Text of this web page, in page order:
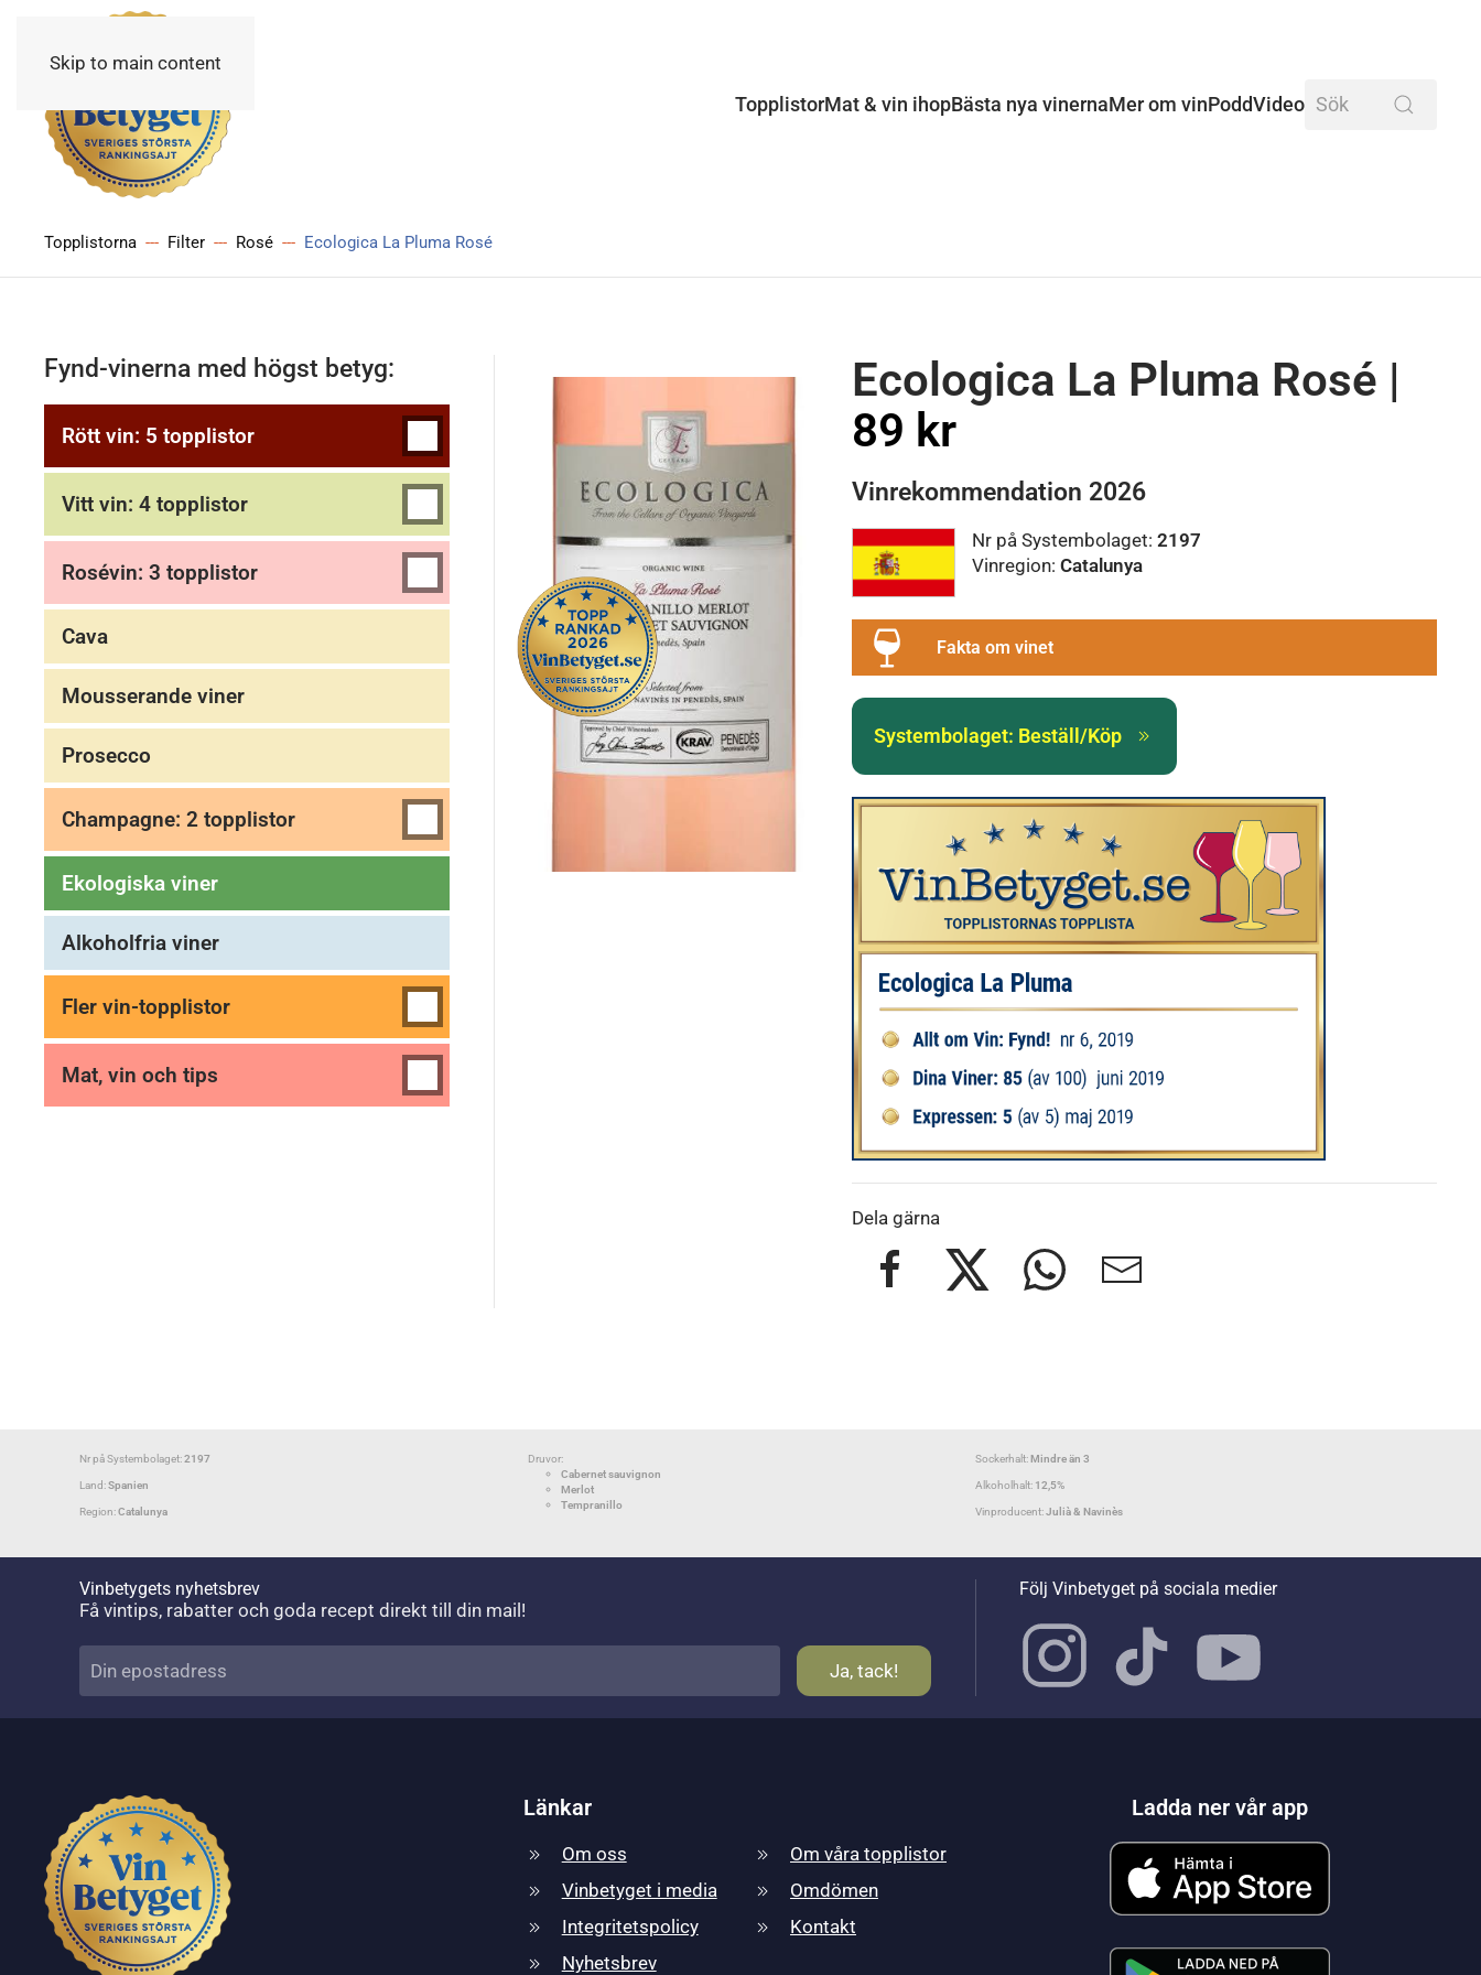
Skip to main content
TopplistorMat & vin ihopBästa nya vinernaMer om vinPoddVideo
Topplistorna Filter Rosé Ecologica La Pluma Rosé
Ecologica La Pluma Rosé |
89 kr
Vinrekommendation 2026
Nr på Systembolaget:2197
Vinregion:Catalunya
Fakta om vinet
Systembolaget: Beställ/Köp
Dela gärna
Fynd-vinerna med högst betyg:
Rött vin: 5 topplistor
Vitt vin: 4 topplistor
Rosévin: 3 topplistor
Cava
Mousserande viner
Prosecco
Champagne: 2 topplistor
Ekologiska viner
Alkoholfria viner
Fler vin-topplistor
Mat, vin och tips
Nr på Systembolaget:2197
Land:Spanien
Region:Catalunya
Druvor:
Cabernet sauvignon
Merlot
Tempranillo
Sockerhalt:Mindre än 3
Alkoholhalt: 12,5%
Vinproducent:Julià & Navinès
Vinbetygets nyhetsbrev
Få vintips, rabatter och goda recept direkt till din mail!
Följ Vinbetyget på sociala medier
Länkar
Om oss
Vinbetyget i media
Integritetspolicy
Nyhetsbrev
Om våra topplistor
Omdömen
Kontakt
Ladda ner vår app